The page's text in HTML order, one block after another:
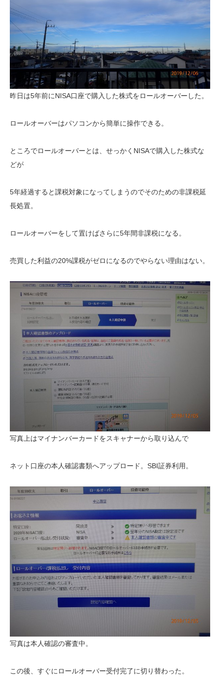
昨日は5年前にNISA口座で購入した株式をロールオーバーした。
ロールオーバーはパソコンから簡単に操作できる。
ところでロールオーバーとは、せっかくNISAで購入した株式な
どが
5年経過すると課税対象になってしまうのでそのための非課税延
長処置。
ロールオーバーをして置けばさらに5年間非課税になる。
売買した利益の20%課税がゼロになるのでやらない理由はない。
写真上はマイナンバーカードをスキャナーから取り込んで
ネット口座の本人確認書類へアップロード。SBI証券利用。
写真は本人確認の審査中。
この後、すぐにロールオーバー受付完了に切り替わった。